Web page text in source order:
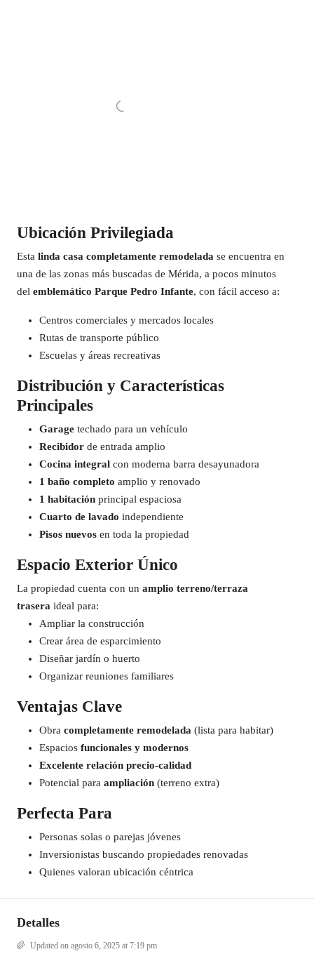
Ubicación Privilegiada
Esta linda casa completamente remodelada se encuentra en
una de las zonas más buscadas de Mérida, a pocos minutos
del emblemático Parque Pedro Infante, con fácil acceso a:
Centros comerciales y mercados locales
Rutas de transporte público
Escuelas y áreas recreativas
Distribución y Características
Principales
Garage techado para un vehículo
Recibidor de entrada amplio
Cocina integral con moderna barra desayunadora
1 baño completo amplio y renovado
1 habitación principal espaciosa
Cuarto de lavado independiente
Pisos nuevos en toda la propiedad
Espacio Exterior Único
La propiedad cuenta con un amplio terreno/terraza
trasera ideal para:
Ampliar la construcción
Crear área de esparcimiento
Diseñar jardín o huerto
Organizar reuniones familiares
Ventajas Clave
Obra completamente remodelada (lista para habitar)
Espacios funcionales y modernos
Excelente relación precio-calidad
Potencial para ampliación (terreno extra)
Perfecta Para
Personas solas o parejas jóvenes
Inversionistas buscando propiedades renovadas
Quienes valoran ubicación céntrica
Detalles
Updated on agosto 6, 2025 at 7:19 pm